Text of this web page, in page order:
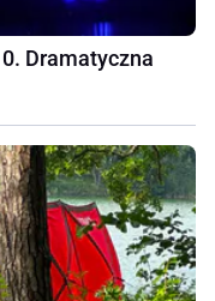
Dramatyczna